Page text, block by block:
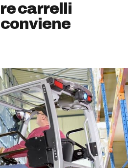
carrelli